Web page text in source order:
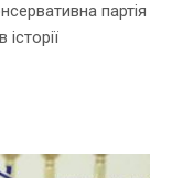
партія